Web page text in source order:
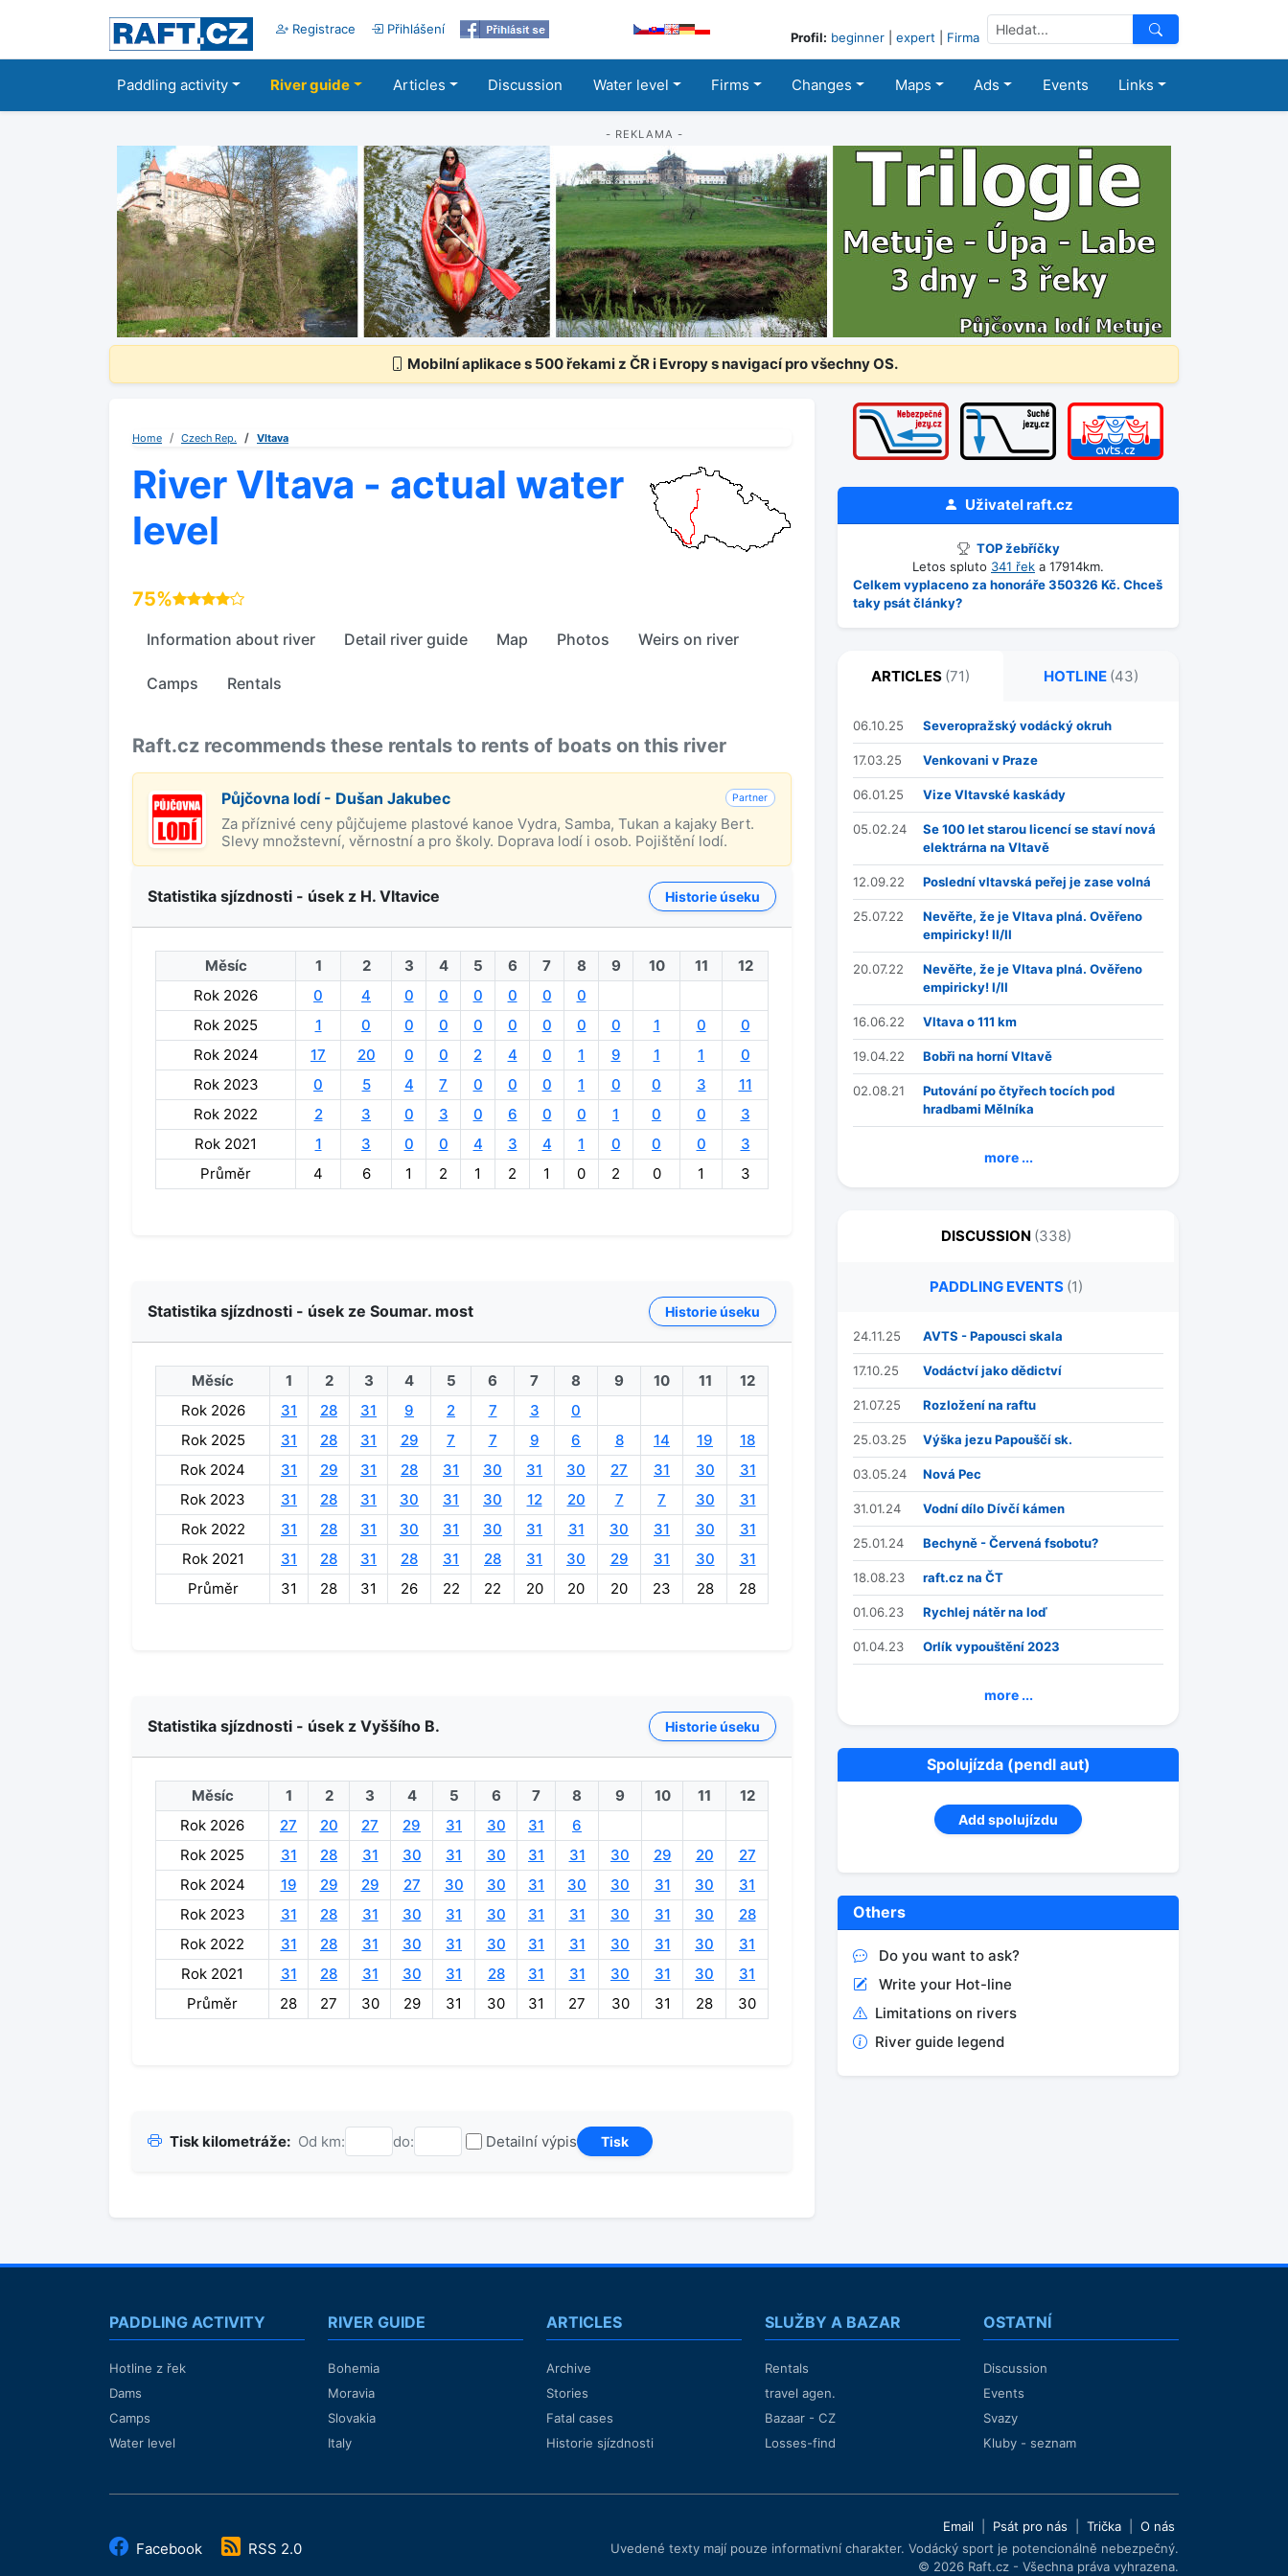
Registrace Přihlášení
Profil: beginner expert Firma
Paddling activity River guide Articles Discussion Water level Firms Changes Maps Ads Events Links
- REKLAMA -
Mobilní aplikace s 500 řekami z ČR i Evropy s navigací pro všechny OS.
Home Czech Rep. Vltava
River Vltava - actual water
level
75%
Information about river Detail river guide Map Photos Weirs on river
Camps Rentals
Raft.cz recommends these rentals to rents of boats on this river
Půjčovna lodí - Dušan Jakubec Partner
Za příznivé ceny půjčujeme plastové kanoe Vydra, Samba, Tukan a kajaky Bert.
Slevy množstevní, věrnostní a pro školy. Doprava lodí i osob. Pojištění lodí.
Statistika sjízdnosti - úsek z H. Vltavice Historie úseku
Měsíc 1 2 3 4 5 6 7 8 9 10 11
12
Rok 2026
0 4 0 0 0 0 0
0
Rok 2025
1 0 0 0 0 0 0 0 0 1 0
0
Rok 2024
17 20 0 0 2 4 0 1 9 1 1
0
Rok 2023
0 5 4 7 0 0 0 1 0 0 3
11
Rok 2022
2 3 0 3 0 6 0 0 1 0 0
3
Rok 2021
1 3 0 0 4 3 4 1 0 0 0
3
Průměr
4 6 1 2 1 2 1 0 2 0 1 3
Statistika sjízdnosti - úsek ze Soumar. most Historie úseku
Měsíc 1 2 3 4 5 6 7 8 9 10 11
12
Rok 2026
31 28 31 9 2 7 3
0
Rok 2025
31 28 31 29 7 7 9 6 8 14 19
18
Rok 2024
31 29 31 28 31 30 31 30 27 31 30
31
Rok 2023
31 28 31 30 31 30 12 20 7 7 30
31
Rok 2022
31 28 31 30 31 30 31 31 30 31 30
31
Rok 2021
31 28 31 28 31 28 31 30 29 31 30
31
Průměr
31 28 31 26 22 22 20 20 20 23 28 28
Statistika sjízdnosti - úsek z Vyššího B. Historie úseku
Měsíc 1 2 3 4 5 6 7 8 9 10 11
12
Rok 2026
27 20 27 29 31 30 31
6
Rok 2025
31 28 31 30 31 30 31 31 30 29 20
27
Rok 2024
19 29 29 27 30 30 31 30 30 31 30
31
Rok 2023
31 28 31 30 31 30 31 31 30 31 30
28
Rok 2022
31 28 31 30 31 30 31 31 30 31 30
31
Rok 2021
31 28 31 30 31 28 31 31 30 31 30
31
Průměr
28 27 30 29 31 30 31 27 30 31 28 30
Tisk kilometráže: Od km: do: Detailní výpis
Uživatelraft.cz
TOP žebříčky
Letos spluto 341 řek a 17914km.
Celkem vyplaceno za honoráře 350326 Kč. Chceš
taky psát články?
ARTICLES (71) HOTLINE (43)
06.10.25 Severopražský vodácký okruh
17.03.25 Venkovani v Praze
06.01.25 Vize Vltavské kaskády
05.02.24
Se 100 let starou licencí se staví nová
elektrárna na Vltavě
12.09.22 Poslední vltavská peřej je zase volná
25.07.22
Nevěřte, že je Vltava plná. Ověřeno
empiricky! II/II
20.07.22
Nevěřte, že je Vltava plná. Ověřeno
empiricky! I/II
16.06.22 Vltava o 111 km
19.04.22 Bobři na horní Vltavě
02.08.21
Putování po čtyřech tocích pod
hradbami Mělníka
more ...
DISCUSSION (338)
PADDLING EVENTS (1)
24.11.25 AVTS - Papousci skala
17.10.25 Vodáctví jako dědictví
21.07.25 Rozložení na raftu
25.03.25 Výška jezu Papouščí sk.
03.05.24 Nová Pec
31.01.24 Vodní dílo Dívčí kámen
25.01.24 Bechyně - Červená fsobotu?
18.08.23 raft.cz na ČT
01.06.23 Rychlej nátěr na loď
01.04.23 Orlík vypouštění 2023
more ...
Spolujízda (pendl aut)
Add spolujízdu
Others
Do you want to ask?
Write your Hot-line
Limitations on rivers
River guide legend
PADDLING ACTIVITY
Hotline z řek
Dams
Camps
Water level
RIVER GUIDE
Bohemia
Moravia
Slovakia
Italy
ARTICLES
Archive
Stories
Fatal cases
Historie sjízdnosti
SLUŽBY A BAZAR
Rentals
travel agen.
Bazaar - CZ
Losses-find
OSTATNÍ
Discussion
Events
Svazy
Kluby - seznam
Facebook RSS 2.0
Email Psát pro nás Trička
O nás
Uvedené texty mají pouze informativní charakter. Vodácký sport je potencionálně nebezpečný.
© 2026 Raft.cz - Všechna práva vyhrazena.